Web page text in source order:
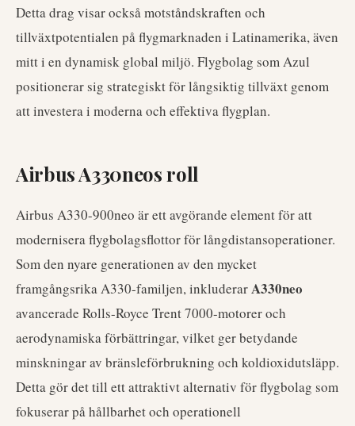
Detta drag visar också motståndskraften och
tillväxtpotentialen på flygmarknaden i Latinamerika, även
mitt i en dynamisk global miljö. Flygbolag som Azul
positionerar sig strategiskt för långsiktig tillväxt genom
att investera i moderna och effektiva flygplan.
Airbus A330neos roll
Airbus A330-900neo är ett avgörande element för att
modernisera flygbolagsflottor för långdistansoperationer.
Som den nyare generationen av den mycket
framgångsrika A330-familjen, inkluderarA330neo
avancerade Rolls-Royce Trent 7000-motorer och
aerodynamiska förbättringar, vilket ger betydande
minskningar av bränsleförbrukning och koldioxidutsläpp.
Detta gör det till ett attraktivt alternativ för flygbolag som
fokuserar på hållbarhet och operationell